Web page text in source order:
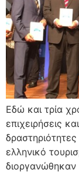
Εδώ και τρία
επιχειρήσεις
ελληνικό
διοργανώθηκαν